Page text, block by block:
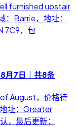
furnished upstair
Barrie，地址：
7C9，包
月7日｜共8条
August，价格待
址：Greater
，最后更新：